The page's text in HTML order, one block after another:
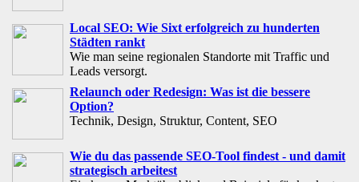
Local SEO: Wie Sixt erfolgreich zu hunderten
Städten rankt
Wie man seine regionalen Standorte mit Traffic und
Leads versorgt.
Relaunch oder Redesign: Was ist die bessere
Option?
Technik, Design, Struktur, Content, SEO
Wie du das passende SEO-Tool findest - und damit
strategisch arbeitest